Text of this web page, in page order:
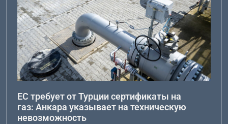
ЕС требует от Турции сертификаты на
газ: Анкара указывает на техническую
невозможность